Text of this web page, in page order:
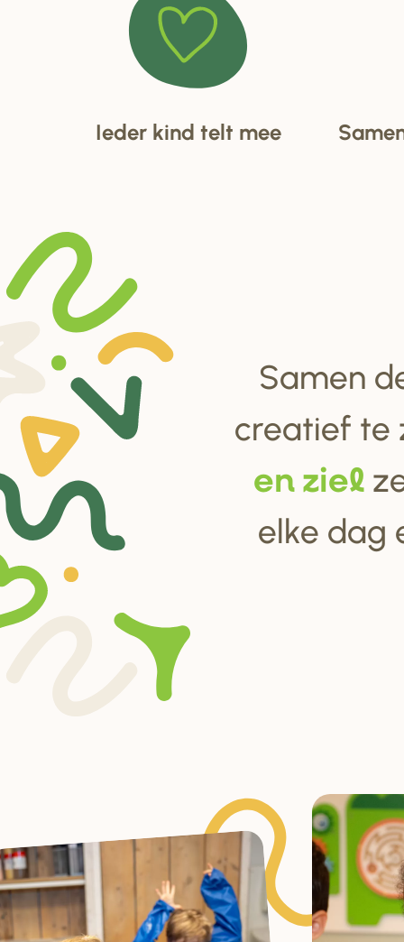
Ieder kind telt mee
Samen
creatief te
en ziel
elke dag